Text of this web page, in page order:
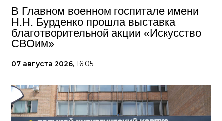
В Главном военном госпитале имени
Н.Н. Бурденко прошла выставка
благотворительной акции «Искусство
СВОим»
07 августа 2026, 16:05